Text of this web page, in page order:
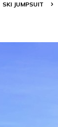
SKI JUMPSUIT